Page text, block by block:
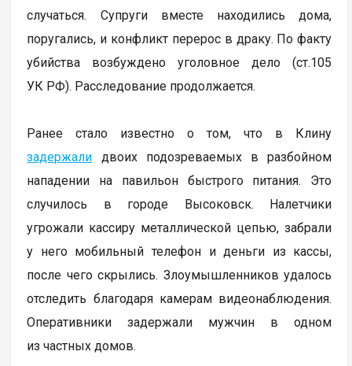
случаться. Супруги вместе находились дома,
поругались, и конфликт перерос в драку. По факту
убийства возбуждено уголовное дело (ст.105
УК РФ). Расследование продолжается.
Ранее стало известно о том, что в Клину
задержали двоих подозреваемых в разбойном
нападении на павильон быстрого питания. Это
случилось в городе Высоковск. Налетчики
угрожали кассиру металлической цепью, забрали
у него мобильный телефон и деньги из кассы,
после чего скрылись. Злоумышленников удалось
отследить благодаря камерам видеонаблюдения.
Оперативники задержали мужчин в одном
из частных домов.